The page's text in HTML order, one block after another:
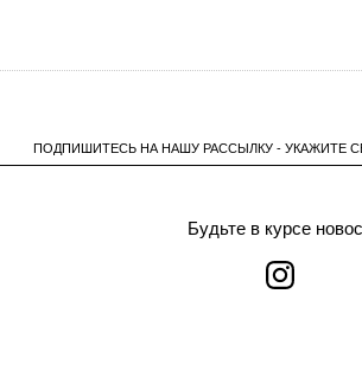
ПОДПИШИТЕСЬ НА НАШУ РАССЫЛКУ - УКАЖИТЕ
Будьте в курсе